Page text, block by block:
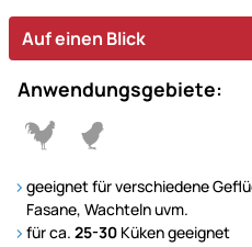
Auf einen Blick
Anwendungsgebiete:
geeignet für verschiedene
Fasane, Wachteln uvm.
für ca. 25-30 Küken geeignet